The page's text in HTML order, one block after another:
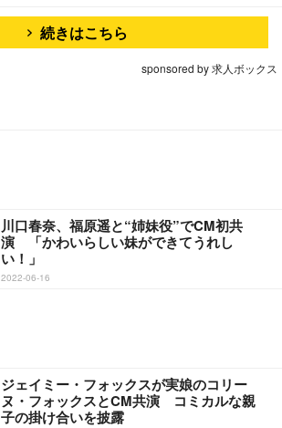
続きはこちら
sponsored by 求人ボックス
川口春奈、福原遥と“姉妹役”でCM初共
演 「かわいらしい妹ができてうれし
い！」
2022-06-16
ジェイミー・フォックスが実娘のコリー
ヌ・フォックスとCM共演 コミカルな親
子の掛け合いを披露